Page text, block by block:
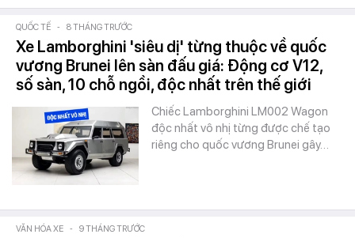
QUỐC TẾ - 8 THÁNG TRƯỚC
Xe Lamborghini 'siêu dị' từng thuộc về quốc
vương Brunei lên sàn đấu giá: Động cơ V12,
số sàn, 10 chỗ ngồi, độc nhất trên thế giới
Chiếc Lamborghini LM002 Wagon
độc nhất vô nhị từng được chế tạo
riêng cho quốc vương Brunei gây…
VĂN HÓA XE - 9 THÁNG TRƯỚC